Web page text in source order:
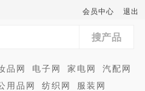
会员中心 退出
搜产品
品网 电子网 家电网
汽配网
用品网 纺织网
服装网